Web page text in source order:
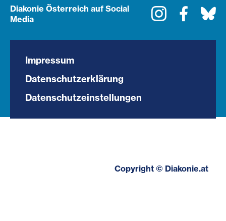
Diakonie Österreich auf Social
Media
Instagram
Impressum
Datenschutzerklärung
Datenschutzeinstellungen
Copyright © Diakonie.at